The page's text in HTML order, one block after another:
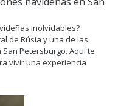
inolvidables?
de Rúsia y una de las
Petersburgo. Aquí te
vivir una experiencia